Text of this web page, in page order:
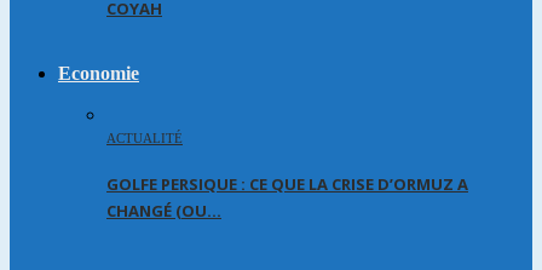
COYAH
Economie
ACTUALITÉ
GOLFE PERSIQUE : CE QUE LA CRISE D’ORMUZ A
CHANGÉ (OU…